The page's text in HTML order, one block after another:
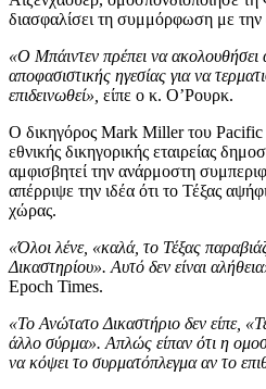
διασφαλίσει τη συμμόρφωση με
«Ο Μπάιντεν πρέπει να ακολουθήσει
αποφασιστικής ηγεσίας για να
επιδεινωθεί», είπε ο κ. Ο’Ρουρκ.
Ο δικηγόρος Mark Miller του
εθνικής δικηγορικής εταιρείας
αμφισβητεί την ανάρμοστη
απέρριψε την ιδέα ότι το Τέξας
χώρας.
«Όλοι λένε, «καλά, το Τέξας
Δικαστηρίου». Αυτό δεν είναι
Epoch Times.
«Το Ανώτατο Δικαστήριο δεν είπε,
άλλο σύρμα». Απλώς είπαν ότι η
να κόψει το συρματόπλεγμα αν το